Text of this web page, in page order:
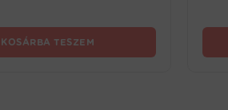
KOSÁRBA TESZEM